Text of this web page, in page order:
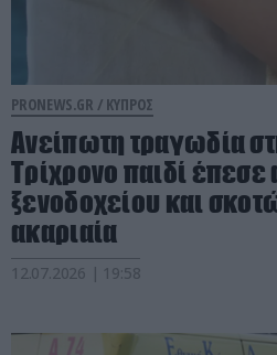
PRONEWS.GR / ΚΥΠΡΟΣ
Ανείπωτη τραγωδία
Τρίχρονο παιδί
ξενοδοχείου και
ακαριαία
12.07.2026 | 19:58